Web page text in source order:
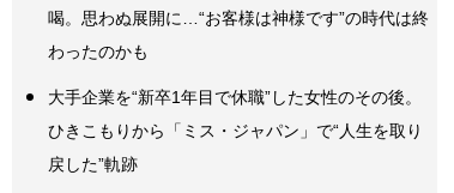
喝。思わぬ展開に…“お客様は神様です”の時代は終
わったのかも
大手企業を“新卒1年目で休職”した女性のその後。
ひきこもりから「ミス・ジャパン」で“人生を取り
戻した”軌跡